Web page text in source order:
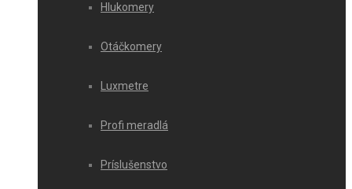
Hlukomery
Otáčkomery
Luxmetre
Profi meradlá
Príslušenstvo